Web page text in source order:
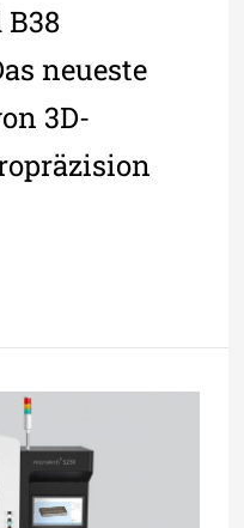
B38
neueste
3D-